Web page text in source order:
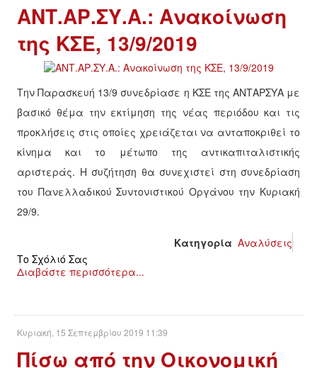
ΑΝΤ.ΑΡ.ΣΥ.Α.: Ανακοίνωση
της ΚΣΕ, 13/9/2019
Την Παρασκευή 13/9 συνεδρίασε η ΚΣΕ της ΑΝΤΑΡΣΥΑ με
βασικό θέμα την εκτίμηση της νέας περιόδου και τις
προκλήσεις στις οποίες χρειάζεται να ανταποκριθεί το
κίνημα και το μέτωπο της αντικαπιταλιστικής
αριστεράς. Η συζήτηση θα συνεχιστεί στη συνεδρίαση
του Πανελλαδικού Συντονιστικού Οργάνου την Κυριακή
29/9.
Κατηγορία Αναλύσεις
Το Σχόλιό Σας
Διαβάστε περισσότερα...
Κυριακή, 15 Σεπτεμβρίου 2019 11:39
Πίσω από την Οικονομική